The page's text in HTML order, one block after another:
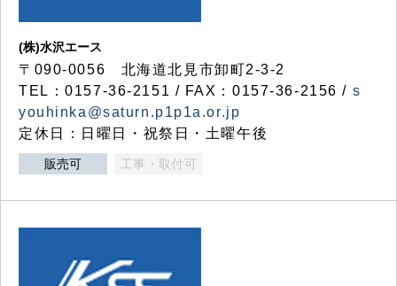
(株)水沢エース
〒090-0056 北海道北見市卸町2-3-2
TEL：0157-36-2151 / FAX：0157-36-2156 / s
youhinka@saturn.p1p1a.or.jp
定休日：日曜日・祝祭日・土曜午後
販売可 工事・取付可